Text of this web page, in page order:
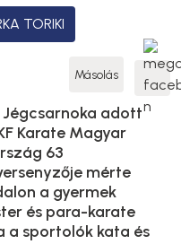
TORIKI
Másolás
adott
Karate Magyar
63
mérte
a gyermek
és para-karate
a sportolók kata és